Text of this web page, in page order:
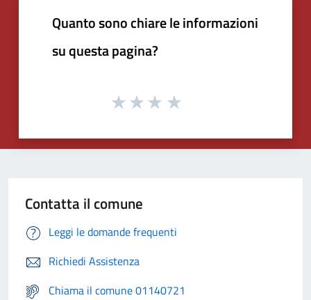
Quanto sono chiare le informazioni
su questa pagina?
Contatta il comune
Leggi le domande frequenti
Richiedi Assistenza
Chiama il comune 01140721